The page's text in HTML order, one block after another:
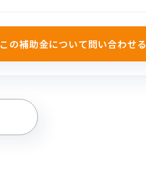
この補助金について問い合わせる